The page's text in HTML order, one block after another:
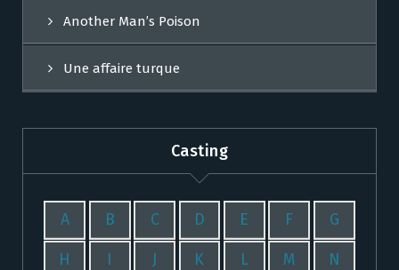
Another Man’s Poison
Une affaire turque
Casting
A B C D E F G
H I J K L M N